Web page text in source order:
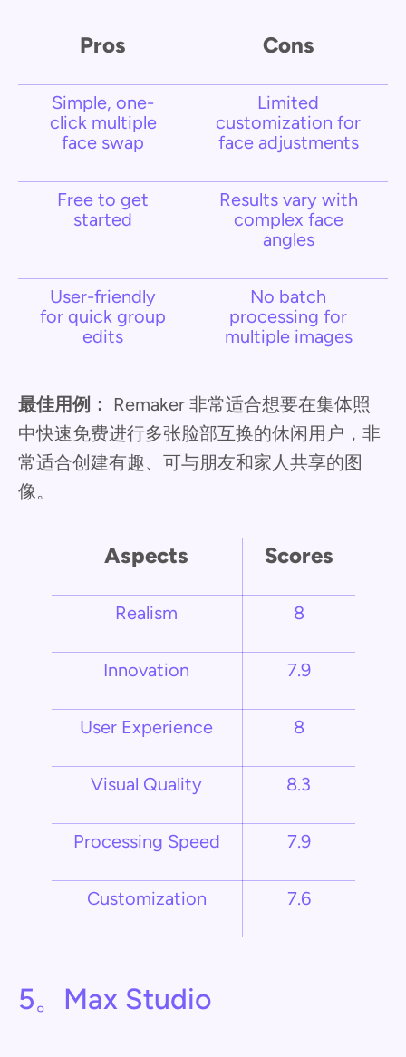
Pros Cons
Simple, one-
click multiple
face swap
Limited
customization for
face adjustments
Free to get
started
Results vary with
complex face
angles
User-friendly
for quick group
edits
No batch
processing for
multiple images
最佳用例： Remaker 非常适合想要在集体照
中快速免费进行多张脸部互换的休闲用户，非
常适合创建有趣、可与朋友和家人共享的图
像。
Aspects Scores
Realism 8
Innovation 7.9
User Experience 8
Visual Quality 8.3
Processing Speed 7.9
Customization 7.6
5。Max Studio